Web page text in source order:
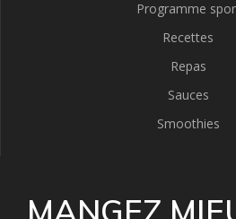
Programme
Recettes
Repas
Sauces
Smoothies